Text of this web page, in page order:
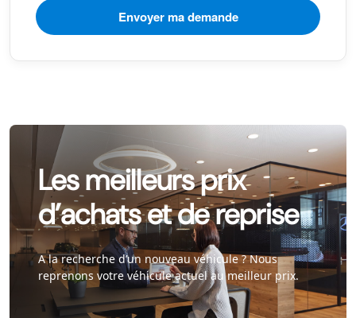
Les meilleurs prix
d’achats et de reprise
A la recherche d’un nouveau véhicule ? Nous
reprenons votre véhicule actuel au meilleur prix.